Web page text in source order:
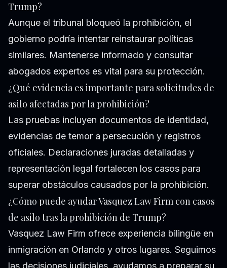
Trump?
Aunque el tribunal bloqueó la prohibición, el
gobierno podría intentar reinstaurar políticas
similares. Mantenerse informado y consultar
abogados expertos es vital para su protección.
¿Qué evidencia es importante para solicitudes de
asilo afectadas por la prohibición?
Las pruebas incluyen documentos de identidad,
evidencias de temor a persecución y registros
oficiales. Declaraciones juradas detalladas y
representación legal fortalecen los casos para
superar obstáculos causados por la prohibición.
¿Cómo puede ayudar Vasquez Law Firm con casos
de asilo tras la prohibición de Trump?
Vasquez Law Firm ofrece experiencia bilingüe en
inmigración en Orlando y otros lugares. Seguimos